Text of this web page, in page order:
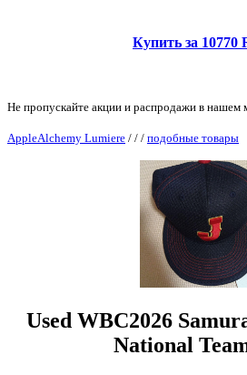
Купить за 10770
Не пропускайте акции и распродажи в нашем
AppleAlchemy Lumiere / / / подобные товары
Used WBC2026
National